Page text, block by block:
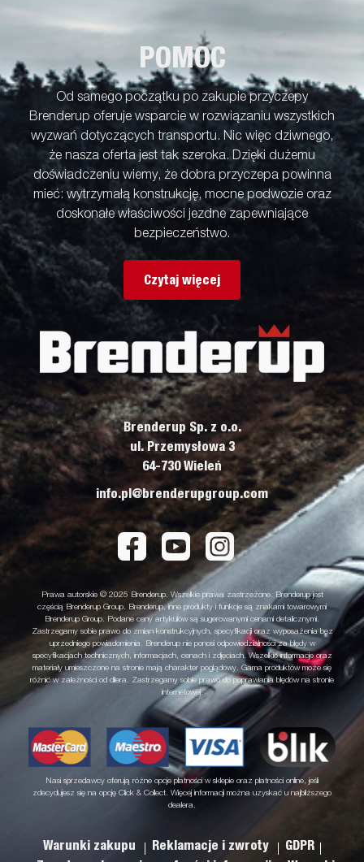
POMOC
Od samego początku po zakupie przyczepy
Brenderup oferuje wsparcie w rozwiązaniu wszystkich
wyzwań dotyczących transportu. Nic więc dziwnego,
że nasza oferta jest tak szeroka. Dzięki dużemu
doświadczeniu wiemy, że dobra przyczepa powinna
mieć: wytrzymałą konstrukcję, mocne podwozie oraz
doskonałe właściwości jezdne zapewniające
bezpieczeństwo.
Czytaj więcej
Brenderup Sp. z o.o.
ul. Przemysłowa 3
64-730 Wieleń
info.pl@brenderupgroup.com
Prawa autorskie © 2025 Brenderup. Wszelkie prawa zastrzeżone. Brenderup jest
częścią Brenderup Group. Brenderup, inne produkty i funkcje są znakami towarowymi
Brenderup Group. Podane ceny artykułów są sugerowanymi cenami detalicznymi.
Zastrzegamy sobie prawo do zmian konstrukcyjnych, specyfikacji oraz wyposażenia bez
uprzedniego powiadomienia. Brenderup nie ponosi odpowiedzialności za błędy w
specyfikacjach technicznych, informacjach, cenach i zdjęciach. Wszelkie informacje oraz
materiały umieszczone na stronie mają charakter poglądowy. Gama produktów może się
różnić w zależności od dilera. Zastrzegamy sobie prawo do poprawiania błędów na stronie
internetowej.
Nasi sprzedawcy oferują różne opcje płatności w sklepie oraz płatności online, jeśli
zdecydujesz się na opcję Click & Collect. Więcej informacji można uzyskać u najbliższego
dealera.
Warunki zakupu Reklamacje i zwroty
GDPR